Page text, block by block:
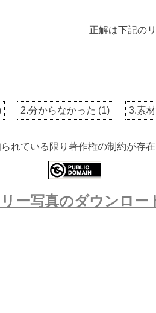
正解は下記の
2.分からなかった (1) 3.素
れている限り著作権の制約が存
ー写真のダウンロー